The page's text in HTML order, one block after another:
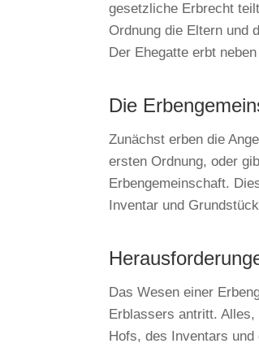
gesetzliche Erbrecht
Ordnung die Eltern und
Der Ehegatte erbt
Die
Zunächst erben die
ersten Ordnung, oder
Erbengemeinschaft.
Inventar und
Das Wesen einer
Erblassers antritt.
Hofs, des Inventars